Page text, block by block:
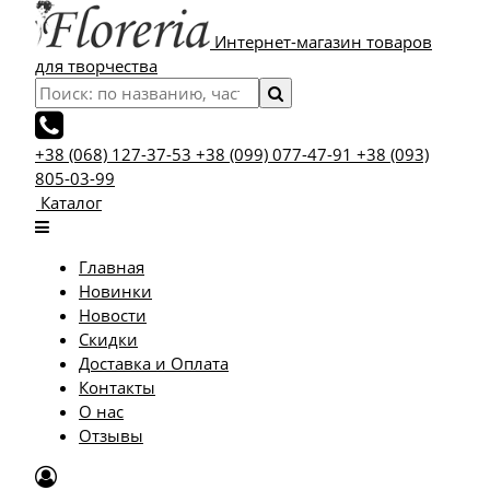
Интернет-магазин товаров
для творчества
+38 (068) 127-37-53 +38 (099) 077-47-91 +38 (093)
805-03-99
Каталог
Главная
Новинки
Новости
Скидки
Доставка и Оплата
Контакты
О нас
Отзывы